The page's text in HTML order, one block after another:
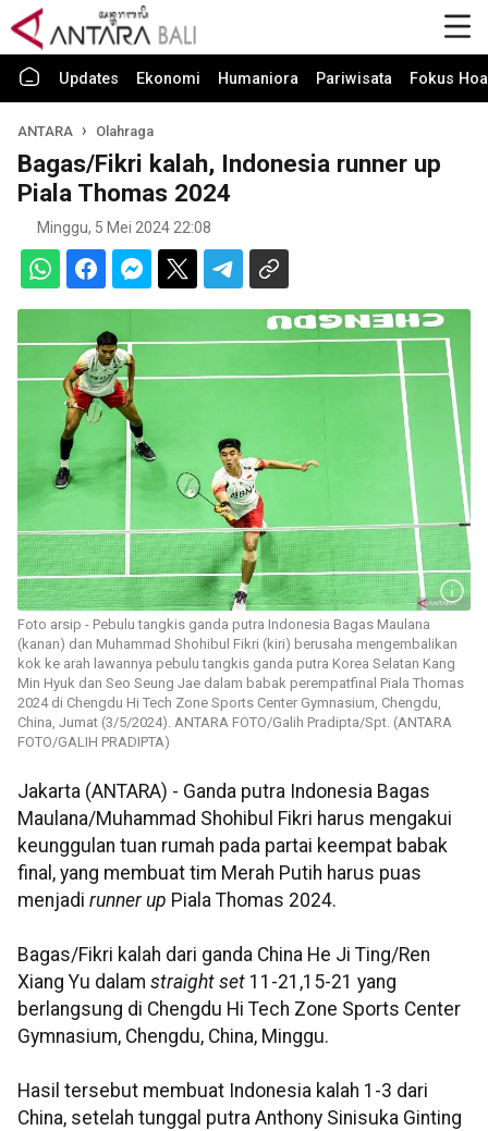
Updates Ekonomi Humaniora Pariwisata Fokus
ANTARA Olahraga
Bagas/Fikri kalah, Indonesia runner up
Piala Thomas 2024
Minggu, 5 Mei 2024 22:08
Foto arsip - Pebulu tangkis ganda putra Indonesia Bagas Maulana
(kanan) dan Muhammad Shohibul Fikri (kiri) berusaha mengembalikan
kok ke arah lawannya pebulu tangkis ganda putra Korea Selatan Kang
Min Hyuk dan Seo Seung Jae dalam babak perempatfinal Piala Thomas
2024 di Chengdu Hi Tech Zone Sports Center Gymnasium, Chengdu,
China, Jumat (3/5/2024). ANTARA FOTO/Galih Pradipta/Spt. (ANTARA
FOTO/GALIH PRADIPTA)
Jakarta (ANTARA) - Ganda putra Indonesia Bagas
Maulana/Muhammad Shohibul Fikri harus mengakui
keunggulan tuan rumah pada partai keempat babak
final, yang membuat tim Merah Putih harus puas
menjadi runner up Piala Thomas 2024.
Bagas/Fikri kalah dari ganda China He Ji Ting/Ren
Xiang Yu dalam straight set 11-21,15-21 yang
berlangsung di Chengdu Hi Tech Zone Sports Center
Gymnasium, Chengdu, China, Minggu.
Hasil tersebut membuat Indonesia kalah 1-3 dari
China, setelah tunggal putra Anthony Sinisuka Ginting